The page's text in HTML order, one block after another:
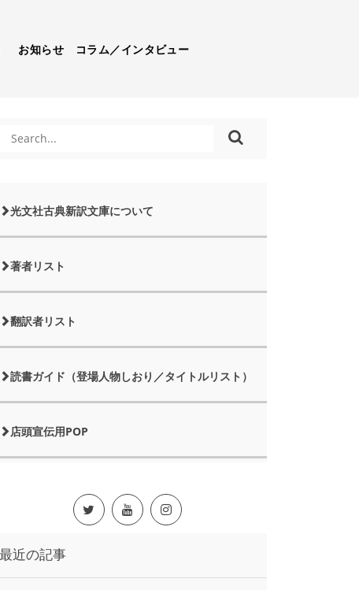
お知らせ コラム／インタビュー
光文社古典新訳文庫について
著者リスト
翻訳者リスト
読書ガイド（登場人物しおり／タイトルリスト）
店頭宣伝用POP
最近の記事